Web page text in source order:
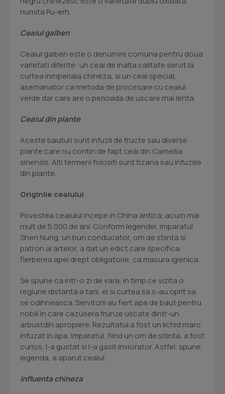
numita Pu-erh.
Ceaiul galben
Ceaiul galben este o denumire comuna pentru doua
varietati diferite: un ceai de inalta calitate servit la
curtea inmperiala chineza, si un ceai special,
asemanator ca metoda de procesare cu ceaiul
verde dar care are o perioada de uscare mai lenta.
Ceaiul din plante
Aceste bauturi sunt infuzii de fructe sau diverse
plante care nu contin de fapt ceai din Camellia
sinensis. Alti termeni folositi sunt tizana sau infuziile
din plante.
Originile ceaiului
Povestea ceaiului incepe in China antica, acum mai
mult de 5 000 de ani. Conform legendei, imparatul
Shen Nung, un bun conducator, om de stiinta si
patron al artelor, a dat un edict care specifica
fierberea apei drept obligatorie, ca masura igienica.
Se spune ca intr-o zi de vara, in timp ce vizita o
regiune distanta a tarii, el si curtea sa s-au oprit sa
se odihneasca. Servitorii au fiert apa de baut pentru
nobili in care cazusera frunze uscate dintr-un
arbustdin apropiere. Rezultatul a fost un lichid maro
infuzat in apa. Imparatul, fiind un om de stiinta, a fost
curios, l-a gustat si l-a gasit inviorator. Astfel, spune
legenda, a aparut ceaiul.
Influenta chineza